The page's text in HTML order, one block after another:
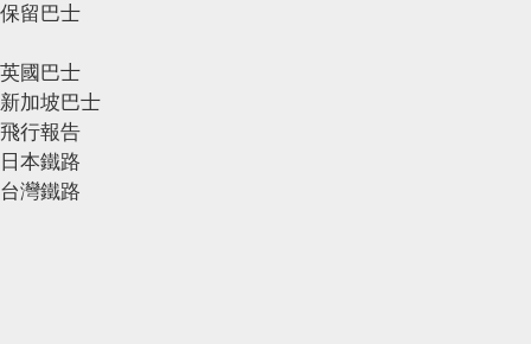
保留巴士
英國巴士
新加坡巴士
飛行報告
日本鐵路
台灣鐵路